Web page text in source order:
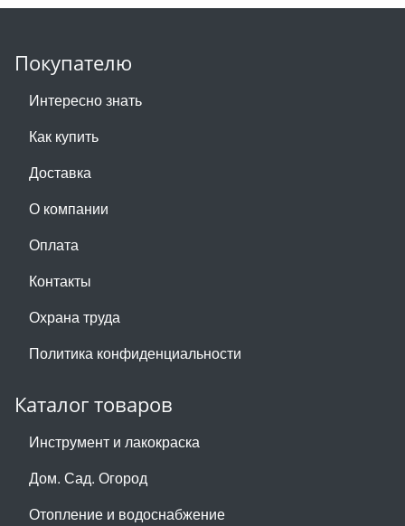
Покупателю
Интересно знать
Как купить
Доставка
О компании
Оплата
Контакты
Охрана труда
Политика конфиденциальности
Каталог товаров
Инструмент и лакокраска
Дом. Сад. Огород
Отопление и водоснабжение